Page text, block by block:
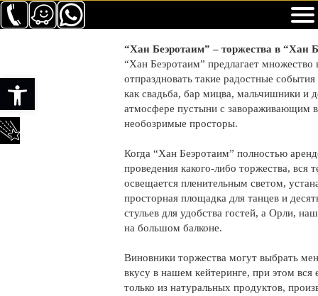
Открыть панель инструментов
“Хан Беэротаим” – торжества в “Хан
“Хан Беэротаим” предлагает множество
отпраздновать такие радостные
как свадьба, бар мицва, мальчишники и
атмосфере пустыни с завораживающим
необозримые просторы.
Когда “Хан Беэротаим” полностью
проведения какого-либо торжества, вся
освещается пленительным светом,
просторная площадка для танцев и
стульев для удобства гостей, а Орли,
на большом балконе.
Виновники торжества могут выбрать
вкусу в нашем кейтеринге, при этом вся
только из натуральных продуктов,